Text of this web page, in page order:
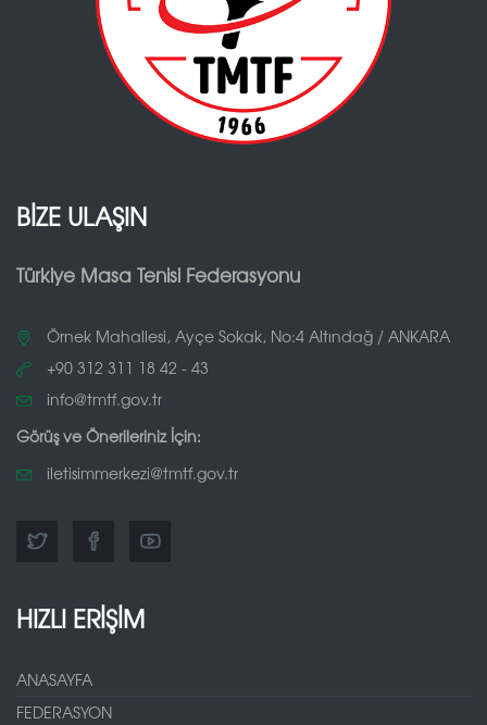
BİZE ULAŞIN
Türkiye Masa Tenisi Federasyonu
Örnek Mahallesi, Ayçe Sokak, No:4 Altındağ / ANKARA
+90 312 311 18 42 - 43
info@tmtf.gov.tr
Görüş ve Önerileriniz İçin:
iletisimmerkezi@tmtf.gov.tr
HIZLI ERİŞİM
ANASAYFA
FEDERASYON